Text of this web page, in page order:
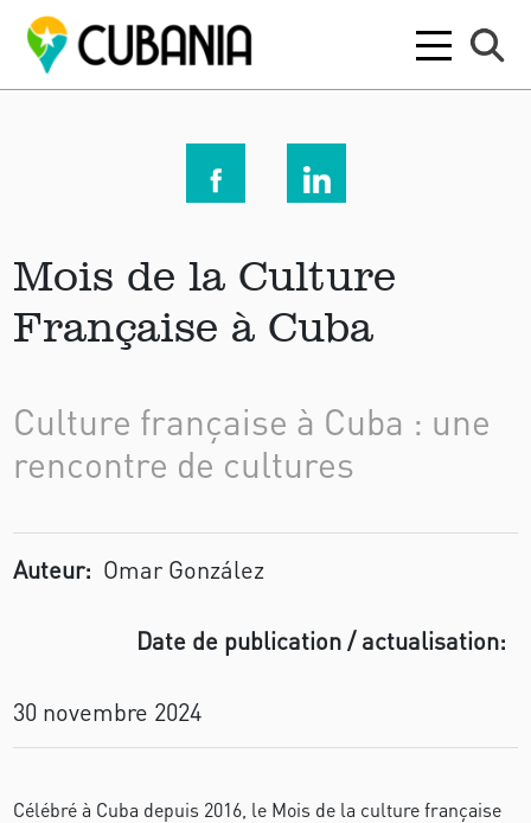
Mois de la Culture
Française à Cuba
Culture française à Cuba : une
rencontre de cultures
Auteur: Omar González
Date de publication / actualisation:
30 novembre 2024
Célébré à Cuba depuis 2016, le Mois de la culture française